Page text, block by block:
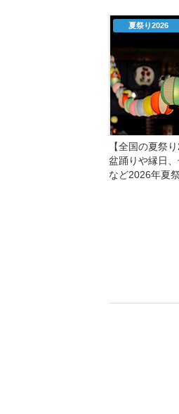
夏祭り2026
【全国の夏祭り
盆踊りや縁日
など2026年夏